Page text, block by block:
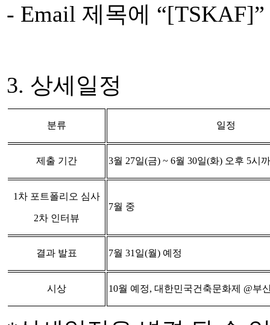
- Email 제목에 “[TSKAF]”
3. 상세일정
분류 일정
제출 기간 3월 27일(금) ~ 6월 30일(화) 오후 5시
1 차 포트폴리오 심사
2차 인터뷰
7월 중
결과 발표 7월 31 일(월) 예정
시상 10월 예정, 대한민국건축문화제 @부